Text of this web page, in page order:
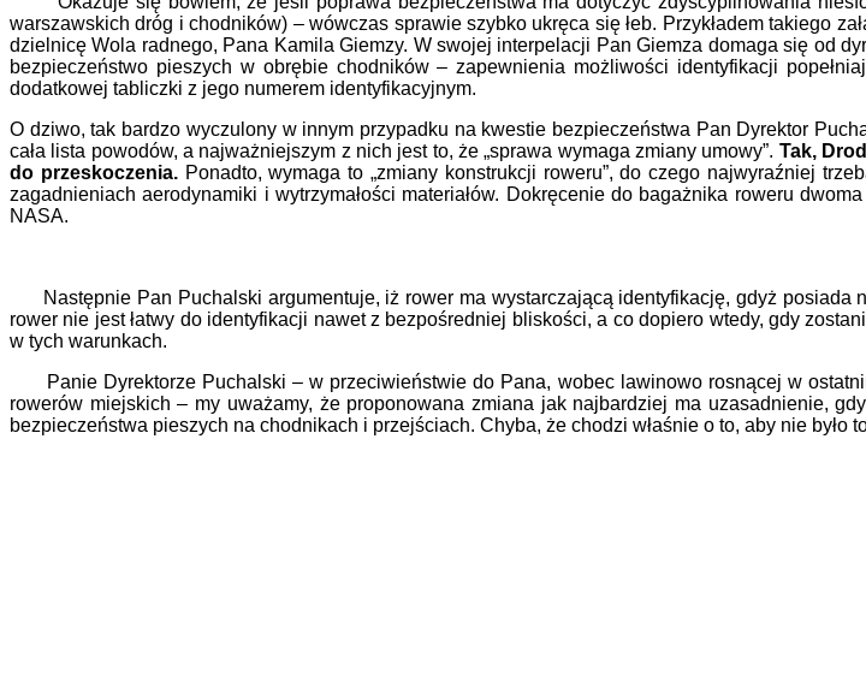
warszawskich dróg i chodników) – wówczas sprawie szybko ukręca się łeb. Przykładem takiego
dzielnicę Wola radnego, Pana Kamila Giemzy. W swojej interpelacji Pan Giemza domaga się od
bezpieczeństwo pieszych w obrębie chodników – zapewnienia możliwości identyfikacji
dodatkowej tabliczki z jego numerem identyfikacyjnym.
O dziwo, tak bardzo wyczulony w innym przypadku na kwestie bezpieczeństwa Pan Dyrektor
cała lista powodów, a najważniejszym z nich jest to, że „sprawa wymaga zmiany umowy”. Tak,
do przeskoczenia.Ponadto, wymaga to „zmiany konstrukcji roweru”, do czego najwyraźniej
zagadnieniach aerodynamiki i wytrzymałości materiałów. Dokręcenie do bagażnika roweru
NASA.
Następnie Pan Puchalski argumentuje, iż rower ma wystarczającą identyfikację, gdyż posiada
rower nie jest łatwy do identyfikacji nawet z bezpośredniej bliskości, a co dopiero wtedy, gdy
w tych warunkach.
Panie Dyrektorze Puchalski – w przeciwieństwie do Pana, wobec lawinowo rosnącej w
rowerów miejskich – my uważamy, że proponowana zmiana jak najbardziej ma uzasadnienie,
bezpieczeństwa pieszych na chodnikach i przejściach. Chyba, że chodzi właśnie o to, aby nie było